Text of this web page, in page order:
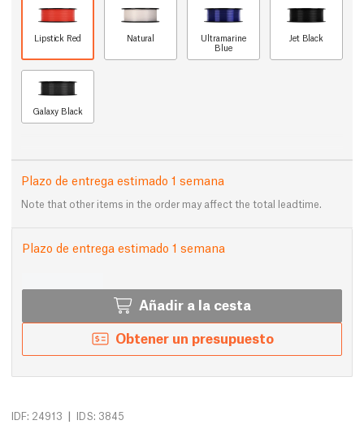
Lipstick Red Natural
Ultramarine
Blue
Jet Black
Galaxy Black
Plazo de entrega estimado 1 semana
Note that other items in the order may affect the total leadtime.
Plazo de entrega estimado 1 semana
Añadir a la cesta
Obtener un presupuesto
IDF: 24913 | IDS: 3845